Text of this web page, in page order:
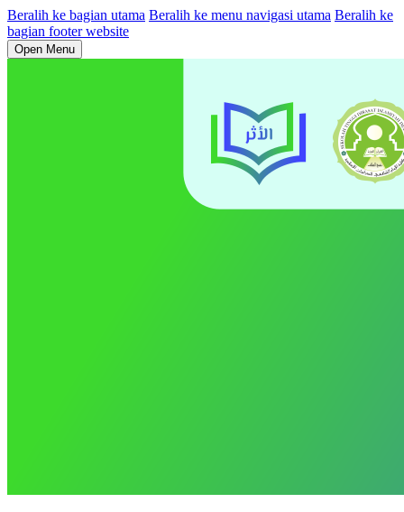
Beralih ke bagian utama Beralih ke menu navigasi utama Beralih ke
bagian footer website
Open Menu